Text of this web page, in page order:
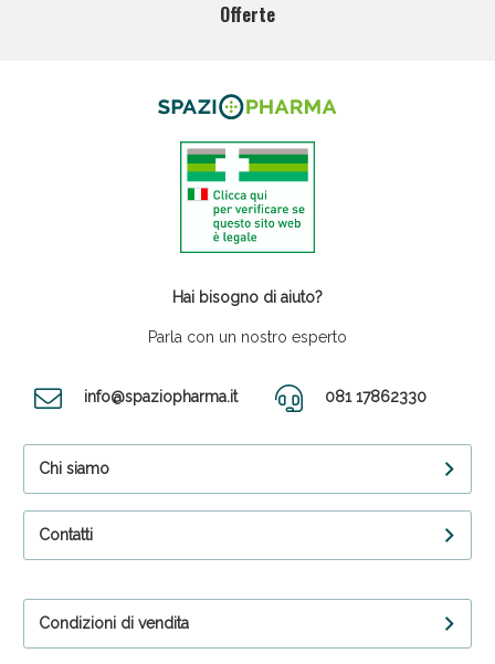
Offerte
Hai bisogno di aiuto?
Parla con un nostro esperto
info@spaziopharma.it 081 17862330
Chi siamo
Contatti
Condizioni di vendita